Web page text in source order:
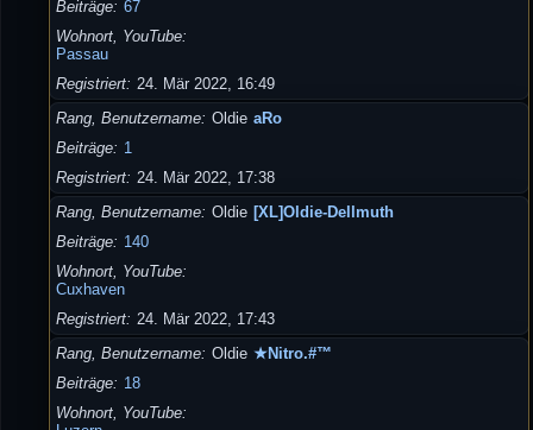
Beiträge 67
Wohnort, YouTube
Passau
Registriert 24. Mär 2022, 16:49
Rang, Benutzername Oldie aRo
Beiträge
1
Registriert 24. Mär 2022, 17:38
Rang, Benutzername Oldie [XL]Oldie-Dellmuth
Beiträge
140
Wohnort, YouTube
Cuxhaven
Registriert 24. Mär 2022, 17:43
Rang, Benutzername Oldie ★Nitro.#™
Beiträge
18
Wohnort, YouTube